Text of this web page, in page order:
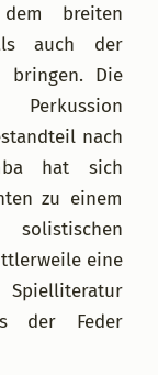
breiten
auch der
bringen. Die
nach
hat sich
zu einem
eine
Spielliteratur
der Feder